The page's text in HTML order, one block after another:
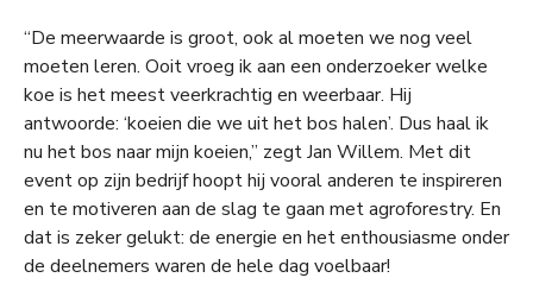
“De meerwaarde is groot, ook al moeten we nog veel
moeten leren. Ooit vroeg ik aan een onderzoeker welke
koe is het meest veerkrachtig en weerbaar. Hij
antwoorde: ‘koeien die we uit het bos halen’. Dus haal ik
nu het bos naar mijn koeien,” zegt Jan Willem. Met dit
event op zijn bedrijf hoopt hij vooral anderen te inspireren
en te motiveren aan de slag te gaan met agroforestry. En
dat is zeker gelukt: de energie en het enthousiasme onder
de deelnemers waren de hele dag voelbaar!